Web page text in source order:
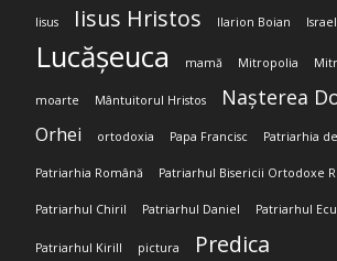
Iisus Iisus Hristos Ilarion Boian Israel
Lucășeuca mamă Mitropolia
moarte Mântuitorul Hristos Nașterea
Orhei ortodoxia Papa Francisc Patriarhia
Patriarhia Română Patriarhul Bisericii Ortodoxe
Patriarhul Chiril Patriarhul Daniel Patriarhul
Patriarhul Kirill pictura Predica